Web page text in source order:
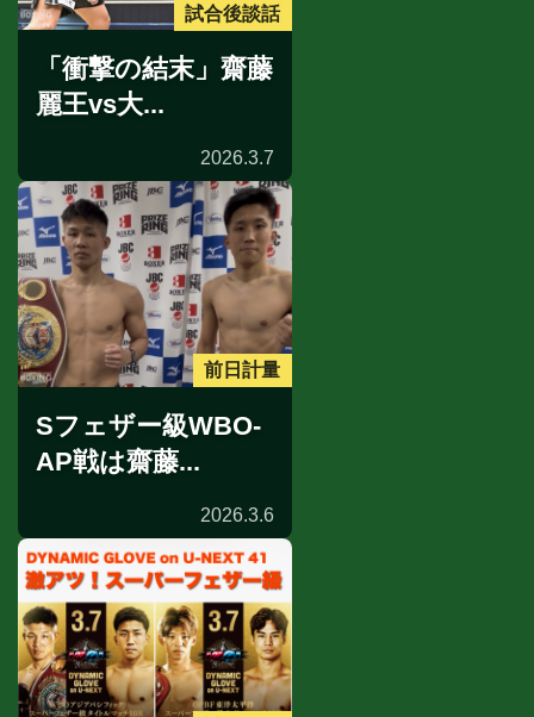
試合後談話
「衝撃の結末」齋藤
麗王vs大...
2026.3.7
前日計量
Sフェザー級WBO-
AP戦は齋藤...
2026.3.6